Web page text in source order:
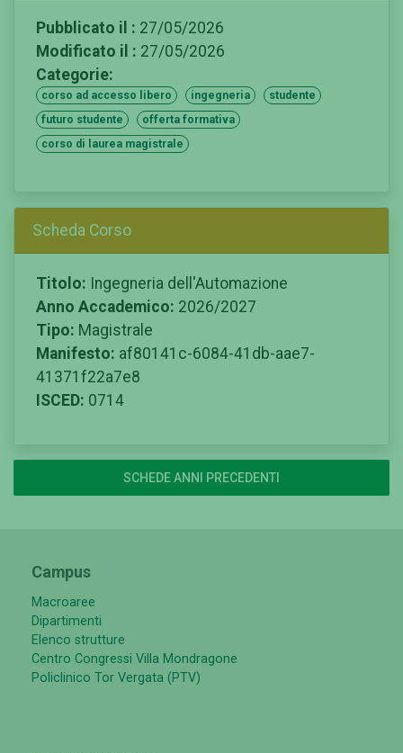
Pubblicato il : 27/05/2026
Modificato il : 27/05/2026
Categorie:
corso ad accesso libero ingegneria
studente
futuro studente
offerta formativa
corso di laurea magistrale
Scheda Corso
Titolo: Ingegneria dell'Automazione
Anno Accademico: 2026/2027
Tipo: Magistrale
Manifesto: af80141c-6084-41db-aae7-
41371f22a7e8
ISCED: 0714
SCHEDE ANNI PRECEDENTI
Campus
Macroaree
Dipartimenti
Elenco strutture
Centro Congressi Villa Mondragone
Policlinico Tor Vergata (PTV)